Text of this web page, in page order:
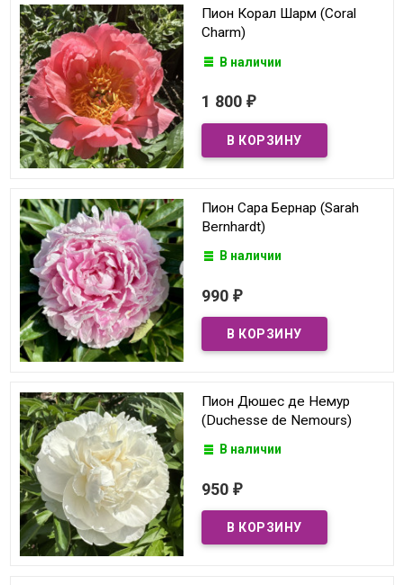
Пион Корал Шарм (Coral
Charm)
В наличии
1 800 ₽
Пион Сара Бернар (Sarah
Bernhardt)
В наличии
990 ₽
Пион Дюшес де Немур
(Duchesse de Nemours)
В наличии
950 ₽